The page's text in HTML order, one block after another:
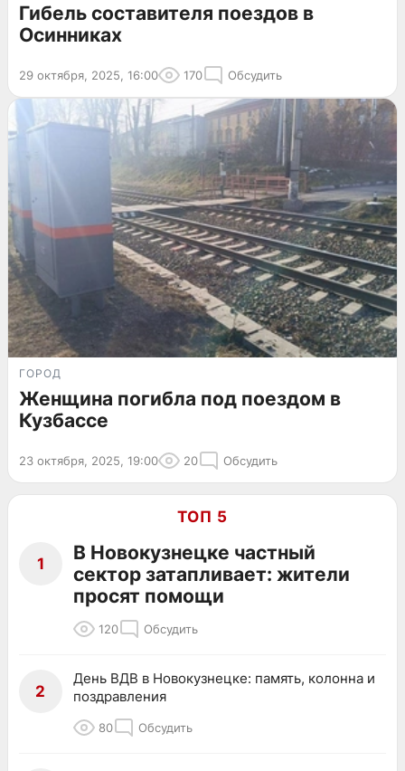
Гибель составителя поездов в
Осинниках
29 октября, 2025, 16:00 170 Обсудить
ГОРОД
Женщина погибла под поездом в
Кузбассе
23 октября, 2025, 19:00 20 Обсудить
ТОП 5
1
В Новокузнецке частный
сектор затапливает: жители
просят помощи
120 Обсудить
2
День ВДВ в Новокузнецке: память, колонна и
поздравления
80 Обсудить